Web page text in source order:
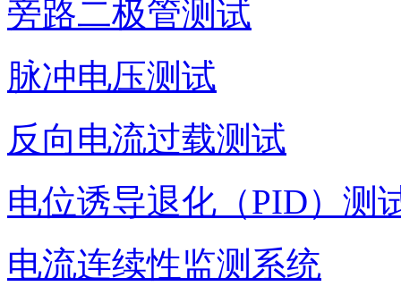
旁路二极管测试
脉冲电压测试
反向电流过载测试
电位诱导退化（PID）测
电流连续性监测系统